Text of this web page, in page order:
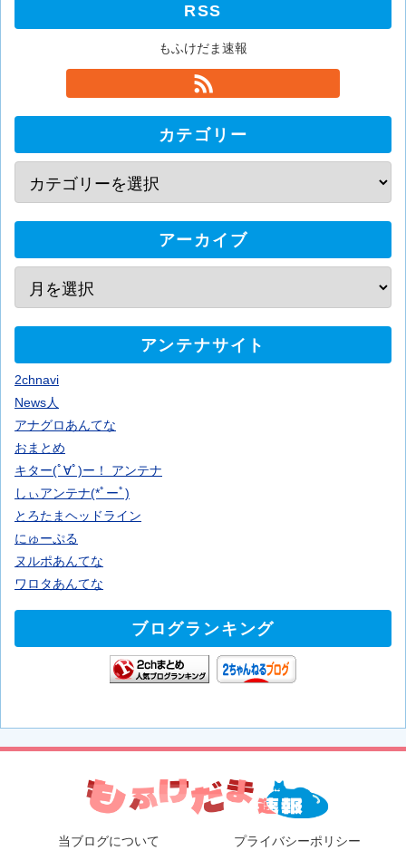
RSS
もふけだま速報
カテゴリー
アーカイブ
アンテナサイト
2chnavi
News人
アナグロあんてな
おまとめ
キター(ﾟ∀ﾟ)ー！ アンテナ
しぃアンテナ(*ﾟーﾟ)
とろたまヘッドライン
にゅーぷる
ヌルポあんてな
ワロタあんてな
ブログランキング
当ブログについて プライバシーポリシー